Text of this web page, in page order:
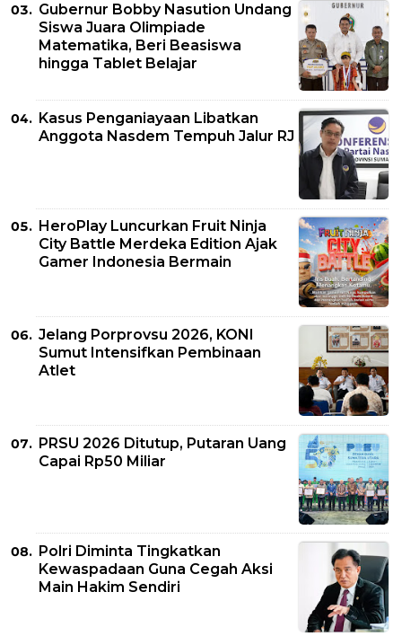
Gubernur Bobby Nasution Undang
Siswa Juara Olimpiade
Matematika, Beri Beasiswa
hingga Tablet Belajar
Kasus Penganiayaan Libatkan
Anggota Nasdem Tempuh Jalur RJ
HeroPlay Luncurkan Fruit Ninja
City Battle Merdeka Edition Ajak
Gamer Indonesia Bermain
Jelang Porprovsu 2026, KONI
Sumut Intensifkan Pembinaan
Atlet
PRSU 2026 Ditutup, Putaran Uang
Capai Rp50 Miliar
Polri Diminta Tingkatkan
Kewaspadaan Guna Cegah Aksi
Main Hakim Sendiri